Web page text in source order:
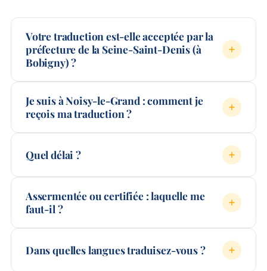
Votre traduction est-elle acceptée par la
préfecture de la Seine-Saint-Denis (à
Bobigny) ?
Je suis à Noisy-le-Grand : comment je
reçois ma traduction ?
Quel délai ?
Assermentée ou certifiée : laquelle me
faut-il ?
Dans quelles langues traduisez-vous ?